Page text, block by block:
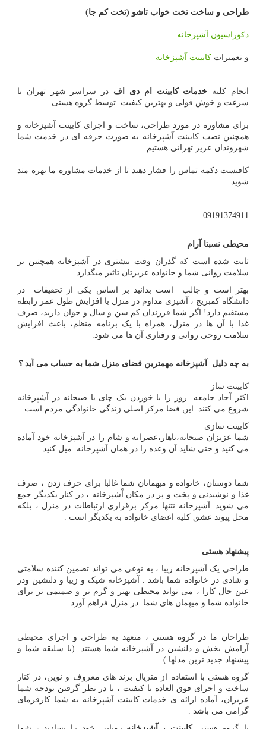
طراحی و ساخت تخت خواب تاشو (تخت کم جا)
دکوراسیون آشپزخانه
و تعمیرات کابینت آشپزخانه
انجام کلیه خدمات کابینت ام دی اف در سراسر شهر تهران با
سرعت و خوش قولی و بهترین کیفیت توسط گروه هستی .
برای مشاوره در مورد طراحی، ساخت و اجرای کابینت آشپزخانه و
همچنین نصب کابینت آشپزخانه به صورت حرفه ای در خدمت شما
شهروندان عزیز تهرانی هستیم .
کافیست دکمه تماس را فشار دهید تا از خدمات مشاوره ما بهره مند
شوید .
09191374911
محیطی نسبتا آرام
ثابت شده است که گذران وقت بیشتری در آشپزخانه همچنین بر
سلامت روانی شما و خانواده عزیزتان تاثیر میگذارد .
بهتر است و جالب است بدانید بر اساس یکی از تحقیقات در
دانشگاه کمبریج ، آشپزی مداوم در منزل با افزایش طول عمر رابطه
مستقیم دارد! اگر شما فرزندان کم سن و سال و جوان دارید، صرف
غذا با آن ها در منزل، همراه با یک برنامه منظم، باعث افزایش
سلامت روحی روانی و رفتاری آن ها می شود.
به چه دلیل آشپزخانه مهمترین فضای منزل شما به حساب می آید ؟
کابینت ساز
اکثر آحاد جامعه روز را با خوردن یک چای یا صبحانه در آشپزخانه
شروع می کنند. این فضا مرکز اصلی زندگی خانوادگی مردم است .
کابینت سازی
شما عزیزان صبحانه،ناهار،عصرانه و شام را در آشپزخانه خود آماده
می کنید و حتی شاید آن وعده را در همان آشپزخانه میل کنید .
شما دوستان، خانواده و میهمانان شما غالبا برای حرف زدن ، صرف
غذا و نوشیدنی و پخت و پز در مکان آَشپزخانه ، در کنار یکدیگر جمع
می شوید .آشپزخانه نتنها مرکز برقراری ارتباطات در منزل ، بلکه
محل پیوند عشق کلیه اعضای خانواده به یکدیگر است .
پیشنهاد هستی
طراحی یک آشپزخانه زیبا ، به نوعی می تواند تضمین کننده سلامتی
و شادی در خانواده شما باشد . آشپزخانه شیک و زیبا و دلنشین ودر
عین حال کارا ، می تواند محیطی بهتر و گرم تر و صمیمی تر برای
خانواده شما و میهمان های شما در منزل فراهم آورد .
طراحان ما در گروه هستی ، متعهد به طراحی و اجرای محیطی
آرامش بخش و دلنشین در آشپزخانه شما هستند .(با سلیقه شما و
پیشنهاد جدید ترین مدلها )
گروه هستی با استفاده از متریال برند های معروف و نوین، در کنار
ساخت و اجرای فوق العاده با کیفیت ، با در نظر گرفتن بودجه شما
عزیزان، آماده ارائه ی خدمات کابینت آشپزخانه به شما کارفرمای
گرامی می باشد .